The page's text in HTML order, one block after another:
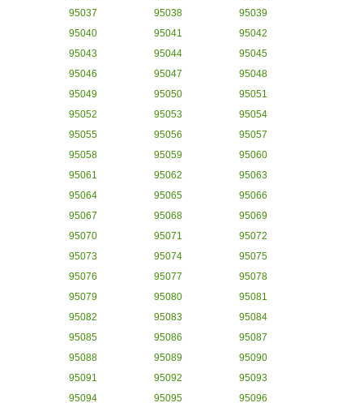
95037
95038
95039
95040
95041
95042
95043
95044
95045
95046
95047
95048
95049
95050
95051
95052
95053
95054
95055
95056
95057
95058
95059
95060
95061
95062
95063
95064
95065
95066
95067
95068
95069
95070
95071
95072
95073
95074
95075
95076
95077
95078
95079
95080
95081
95082
95083
95084
95085
95086
95087
95088
95089
95090
95091
95092
95093
95094
95095 95096